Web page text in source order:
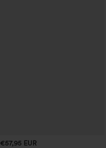
€57,95 EUR